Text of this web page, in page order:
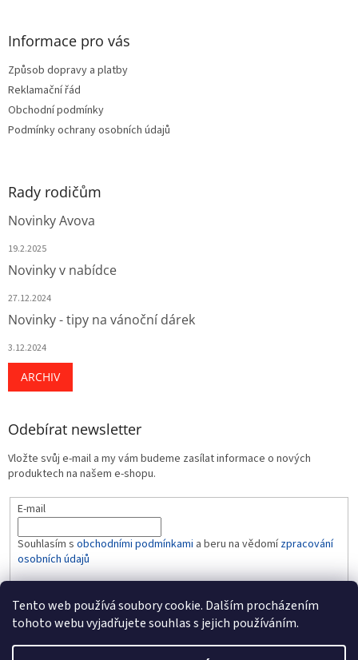
Tento web používá soubory cookie. Dalším procházením
tohoto webu vyjadřujete souhlas s jejich používáním.
Informace pro vás
Způsob dopravy a platby
Reklamační řád
Obchodní podmínky
Podmínky ochrany osobních údajů
Rady rodičům
Novinky Avova
19.2.2025
Novinky v nabídce
27.12.2024
Novinky - tipy na vánoční dárek
3.12.2024
ARCHIV
Odebírat newsletter
Vložte svůj e-mail a my vám budeme zasílat informace o nových
produktech na našem e-shopu.
E-mail
Souhlasím s obchodními podmínkami a beru na vědomízpracování
osobních údajů
PŘIHLÁSIT SE